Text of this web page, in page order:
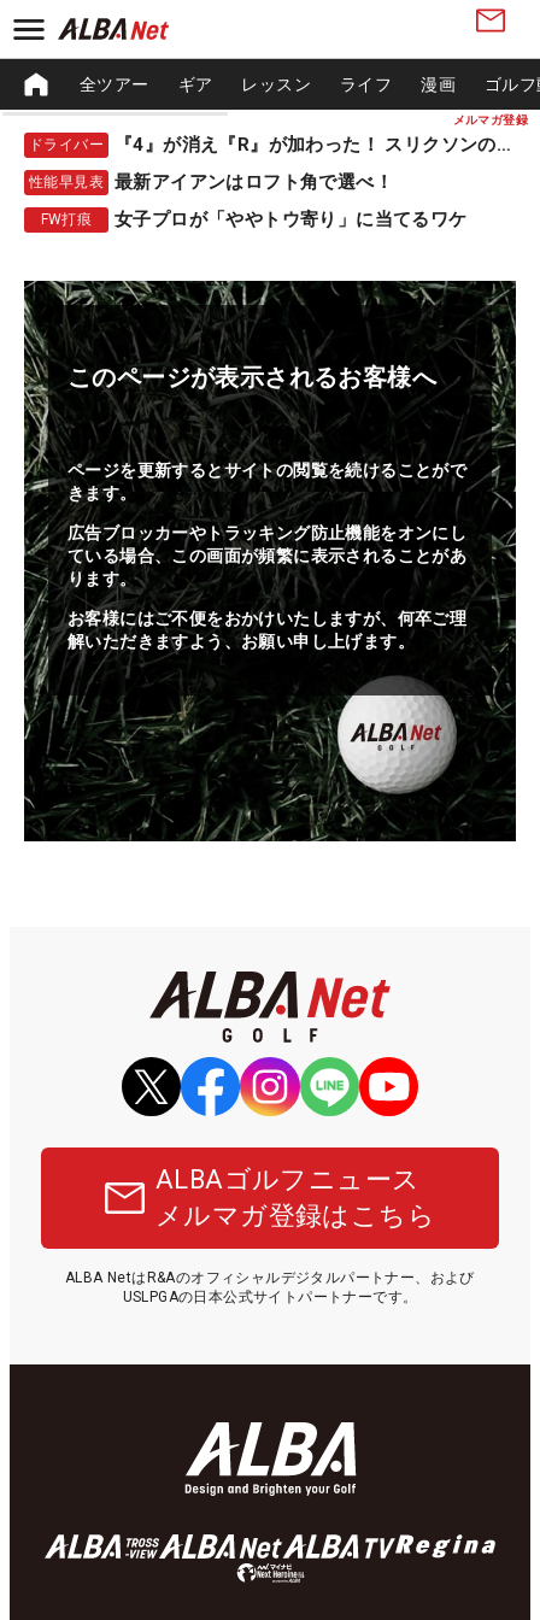
メルマガ登録
全ツアー ギア レッスン ライフ 漫画 ゴル
ドライバー 『4』が消え『R』が加わった！ スリクソンの新作
性能早見表 最新アイアンはロフト角で選べ！
FW打痕 女子プロが「ややトウ寄り」に当てるワケ
このページが表示されるお客様へ
ページを更新するとサイトの閲覧を続けることがで
きます。
広告ブロッカーやトラッキング防止機能をオンにし
ている場合、この画面が頻繁に表示されることがあ
ります。
お客様にはご不便をおかけいたしますが、何卒ご理
解いただきますよう、お願い申し上げます。
ALBAゴルフニュース
メルマガ登録はこちら
ALBA NetはR&Aのオフィシャルデジタルパートナー、および
USLPGAの日本公式サイトパートナーです。